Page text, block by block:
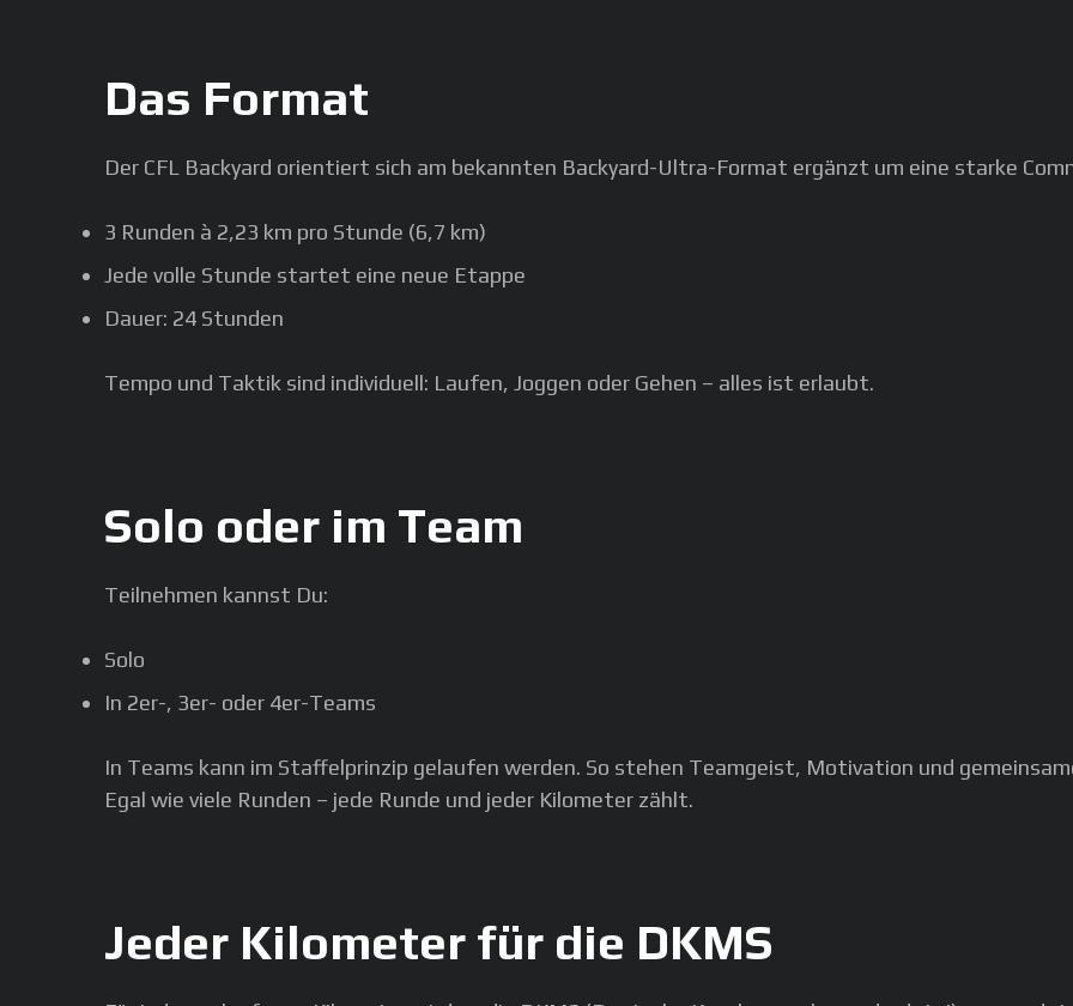
Das Format
Der CFL Backyard orientiert sich am bekannten Backyard-Ultra-Format ergänzt um eine starke
3 Runden à 2,23 km pro Stunde (6,7 km)
Jede volle Stunde startet eine neue Etappe
Dauer: 24 Stunden
Tempo und Taktik sind individuell: Laufen, Joggen oder Gehen – alles ist erlaubt.
Solo oder im Team
Teilnehmen kannst Du:
Solo
In 2er-, 3er- oder 4er-Teams
In Teams kann im Staffelprinzip gelaufen werden. So stehen Teamgeist, Motivation und
Egal wie viele Runden – jede Runde und jeder Kilometer zählt.
Jeder Kilometer für die DKMS